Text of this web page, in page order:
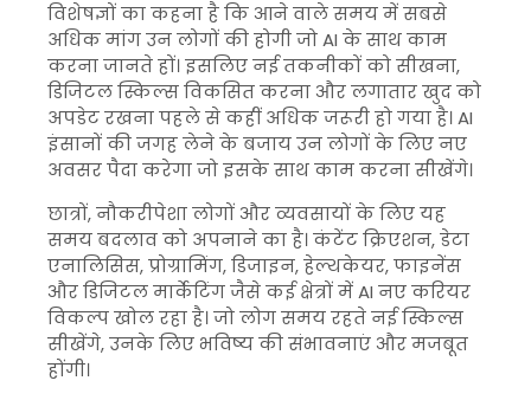
विशेषज्ञों का कहना है कि आने वाले समय में सबसे
अधिक मांग उन लोगों की होगी जो AI के साथ काम
करना जानते हों। इसलिए नई तकनीकों को सीखना,
डिजिटल स्किल्स विकसित करना और लगातार खुद को
अपडेट रखना पहले से कहीं अधिक जरूरी हो गया है। AI
इंसानों की जगह लेने के बजाय उन लोगों के लिए नए
अवसर पैदा करेगा जो इसके साथ काम करना सीखेंगे।
छात्रों, नौकरीपेशा लोगों और व्यवसायों के लिए यह
समय बदलाव को अपनाने का है। कंटेंट क्रिएशन, डेटा
एनालिसिस, प्रोग्रामिंग, डिजाइन, हेल्थकेयर, फाइनेंस
और डिजिटल मार्केटिंग जैसे कई क्षेत्रों में AI नए करियर
विकल्प खोल रहा है। जो लोग समय रहते नई स्किल्स
सीखेंगे, उनके लिए भविष्य की संभावनाएं और मजबूत
होंगी।